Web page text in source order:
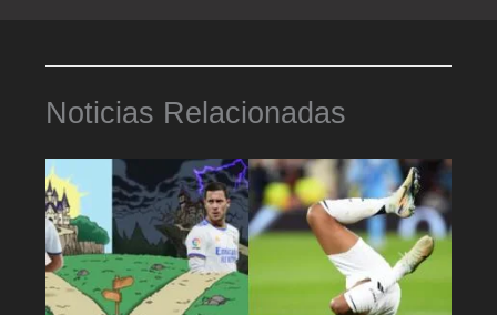
Noticias Relacionadas